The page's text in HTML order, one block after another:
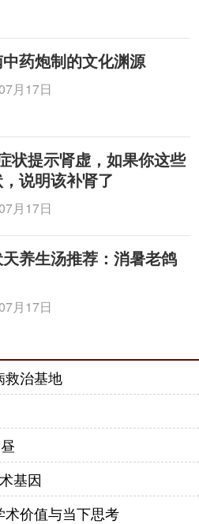
药炮制的文化渊源
月17日
状提示肾虚，如果你这些
说明该补肾了
月17日
养生汤推荐：消暑老鸽
月17日
救治基地
基因
术价值与当下思考